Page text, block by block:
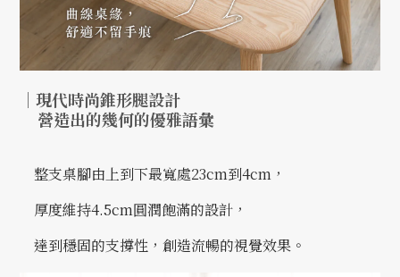
｜ 現代時尚錐形腿設計
營造出的幾何的優雅語彙
整支桌腳由上到下最寬處23cm到4cm，
厚度維持4.5cm圓潤飽滿的設計，
達到穩固的支撐性，創造流暢的視覺效果。